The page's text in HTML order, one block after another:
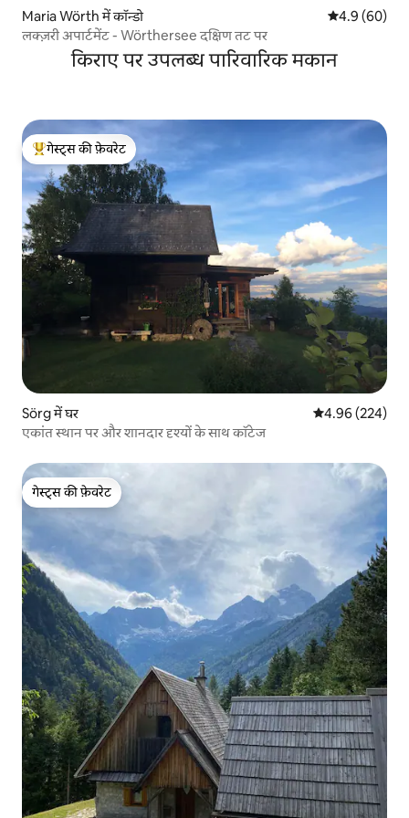
Maria Wörth में कॉन्डो औसत रेटिंग 5 में
4.9 (60)
लक्ज़री अपार्टमेंट - Wörthersee दक्षिण तट पर
किराए पर उपलब्ध पारिवारिक मकान
गेस्ट्स का टॉप फ़ेवरेट
गेस्ट्स की फ़ेवरेट
Sörg में घर औसत रेटिंग 5 में से
4.96 (224)
एकांत स्थान पर और शानदार दृश्यों के साथ कॉटेज
गेस्ट्स की फ़ेवरेट
गेस्ट्स की फ़ेवरेट